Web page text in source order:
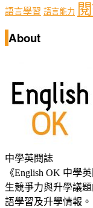
語言學習 語言能力
About
中學英閱誌
《English OK 中學
生競爭力與升學議
語學習及升學情報。